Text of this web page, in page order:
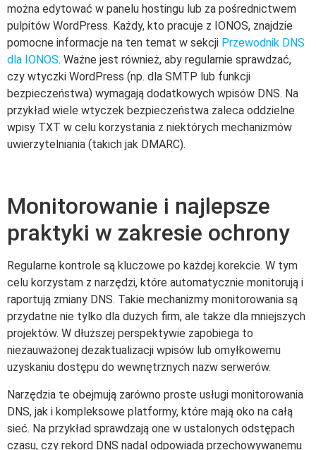
można edytować w panelu hostingu lub za pośrednictwem
pulpitów WordPress. Każdy, kto pracuje z IONOS, znajdzie
pomocne informacje na ten temat w sekcji Przewodnik DNS
dla IONOS. Ważne jest również, aby regularnie sprawdzać,
czy wtyczki WordPress (np. dla SMTP lub funkcji
bezpieczeństwa) wymagają dodatkowych wpisów DNS. Na
przykład wiele wtyczek bezpieczeństwa zaleca oddzielne
wpisy TXT w celu korzystania z niektórych mechanizmów
uwierzytelniania (takich jak DMARC).
Monitorowanie i najlepsze
praktyki w zakresie ochrony
Regularne kontrole są kluczowe po każdej korekcie. W tym
celu korzystam z narzędzi, które automatycznie monitorują i
raportują zmiany DNS. Takie mechanizmy monitorowania są
przydatne nie tylko dla dużych firm, ale także dla mniejszych
projektów. W dłuższej perspektywie zapobiega to
niezauważonej dezaktualizacji wpisów lub omyłkowemu
uzyskaniu dostępu do wewnętrznych nazw serwerów.
Narzędzia te obejmują zarówno proste usługi monitorowania
DNS, jak i kompleksowe platformy, które mają oko na całą
sieć. Na przykład sprawdzają one w ustalonych odstępach
czasu, czy rekord DNS nadal odpowiada przechowywanemu